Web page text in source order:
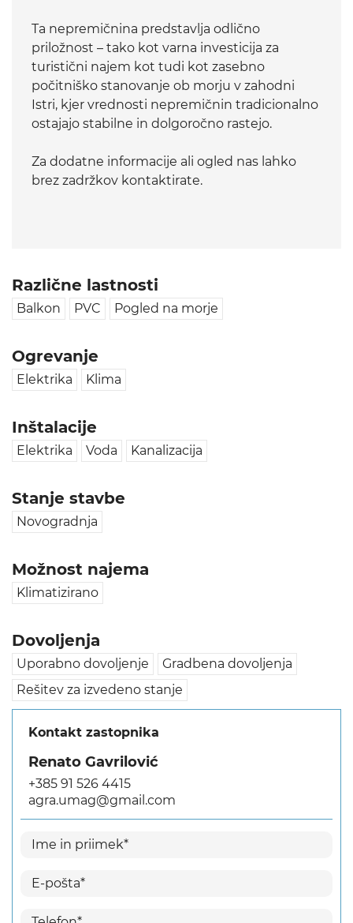
Ta nepremičnina predstavlja odlično
priložnost – tako kot varna investicija za
turistični najem kot tudi kot zasebno
počitniško stanovanje ob morju v zahodni
Istri, kjer vrednosti nepremičnin tradicionalno
ostajajo stabilne in dolgoročno rastejo.
Za dodatne informacije ali ogled nas lahko
brez zadržkov kontaktirate.
Različne lastnosti
Balkon PVC Pogled na morje
Ogrevanje
Elektrika Klima
Inštalacije
Elektrika Voda Kanalizacija
Stanje stavbe
Novogradnja
Možnost najema
Klimatizirano
Dovoljenja
Uporabno dovoljenje
Gradbena dovoljenja
Rešitev za izvedeno stanje
Kontakt zastopnika
Renato Gavrilović
+385 91 526 4415
agra.umag@gmail.com